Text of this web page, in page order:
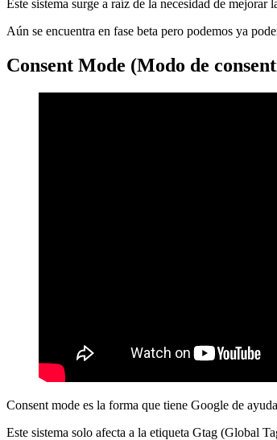
Este sistema surge a raíz de la necesidad de
Aún se encuentra en fase beta pero podemos ya
Consent Mode (Modo de
Consent mode es la forma que tiene Google de
Este sistema solo afecta a la etiqueta Gtag (Global